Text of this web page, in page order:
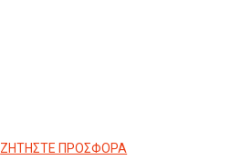
ΖΗΤΗΣΤΕ ΠΡΟΣΦΟΡΑ